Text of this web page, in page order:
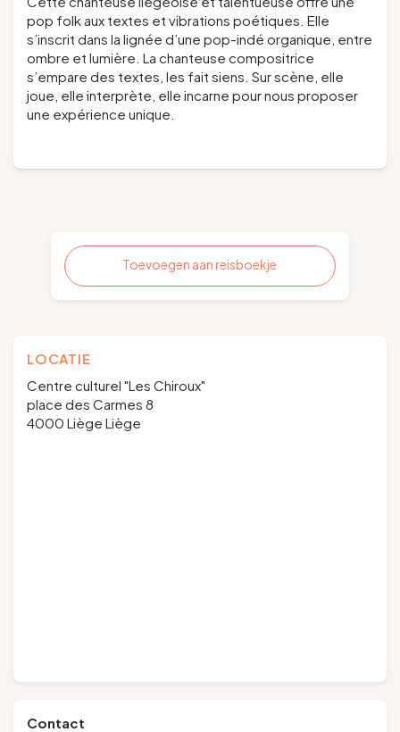
pop folk aux textes et vibrations poétiques. Elle
s’inscrit dans la lignée d’une pop-indé organique, entre
ombre et lumière. La chanteuse compositrice
s’empare des textes, les fait siens. Sur scène, elle
joue, elle interprète, elle incarne pour nous proposer
une expérience unique.
Toevoegen aan reisboekje
LOCATIE
Centre culturel "Les Chiroux"
place des Carmes 8
4000 Liège Liège
Contact